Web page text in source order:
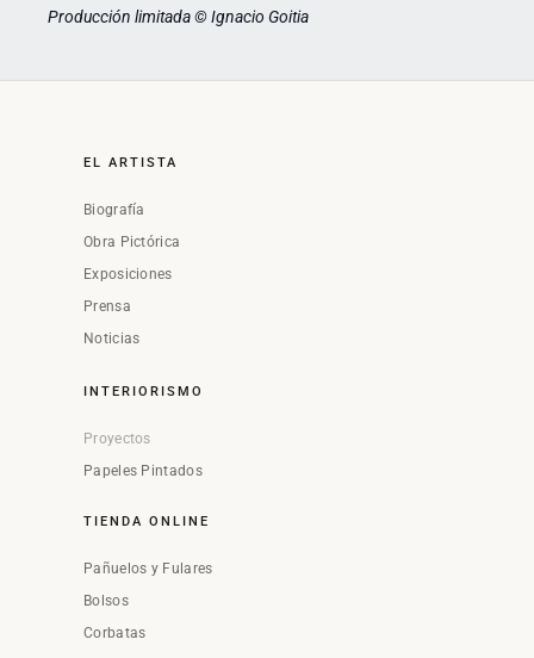
Producción limitada © Ignacio Goitia
EL ARTISTA
Biografía
Obra Pictórica
Exposiciones
Prensa
Noticias
INTERIORISMO
Proyectos
Papeles Pintados
TIENDA ONLINE
Pañuelos y Fulares
Bolsos
Corbatas